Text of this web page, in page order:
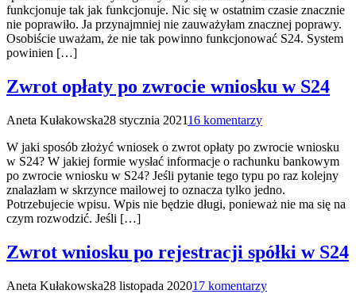
funkcjonuje tak jak funkcjonuje. Nic się w ostatnim czasie znacznie
nie poprawiło. Ja przynajmniej nie zauważyłam znacznej poprawy.
Osobiście uważam, że nie tak powinno funkcjonować S24. System
powinien […]
Zwrot opłaty po zwrocie wniosku w S24
Aneta Kułakowska28 stycznia 202116 komentarzy
W jaki sposób złożyć wniosek o zwrot opłaty po zwrocie wniosku
w S24? W jakiej formie wysłać informacje o rachunku bankowym
po zwrocie wniosku w S24? Jeśli pytanie tego typu po raz kolejny
znalazłam w skrzynce mailowej to oznacza tylko jedno.
Potrzebujecie wpisu. Wpis nie będzie długi, ponieważ nie ma się na
czym rozwodzić. Jeśli […]
Zwrot wniosku po rejestracji spółki w S24
Aneta Kułakowska28 listopada 202017 komentarzy